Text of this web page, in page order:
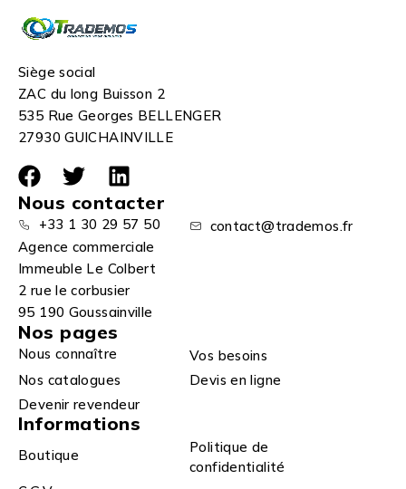
Siège social
ZAC du long Buisson 2
535 Rue Georges BELLENGER
27930 GUICHAINVILLE
Nous contacter
+33 1 30 29 57 50
contact@trademos.fr
Agence commerciale
Immeuble Le Colbert
2 rue le corbusier
95 190 Goussainville
Nos pages
Nous connaître
Vos besoins
Nos catalogues
Devis en ligne
Devenir revendeur
Informations
Boutique
Politique de
confidentialité